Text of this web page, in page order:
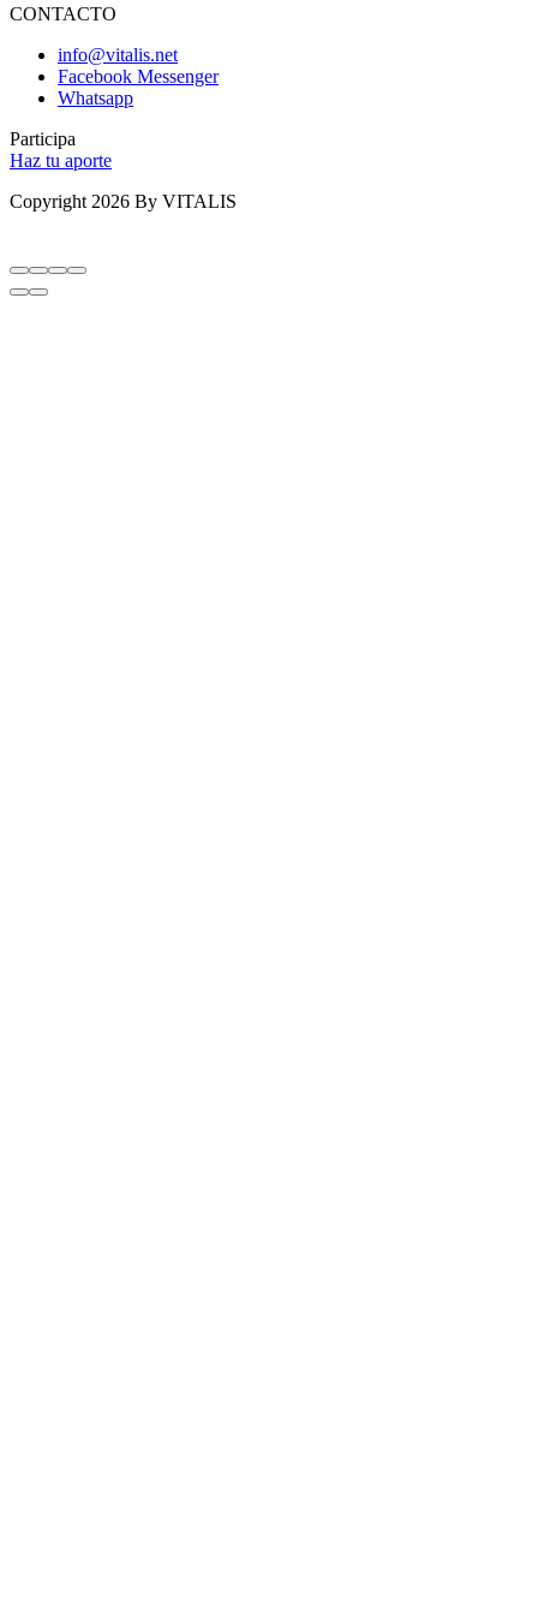
CONTACTO
info@vitalis.net
Facebook Messenger
Whatsapp
Participa
Haz tu aporte
Copyright 2026 By VITALIS